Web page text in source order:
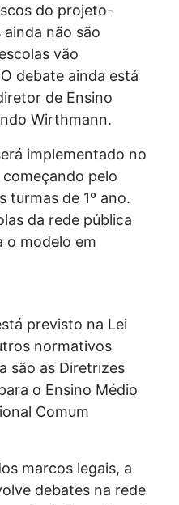
do projeto-
não são
vão
debate ainda está
de Ensino
Wirthmann.
implementado no
pelo
turmas de 1º ano.
da rede pública
o modelo em
previsto na Lei
normativos
são as Diretrizes
o Ensino Médio
Comum
marcos legais, a
debates na rede